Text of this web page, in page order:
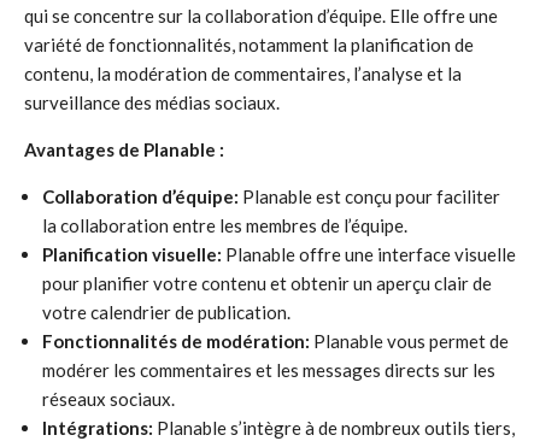
qui se concentre sur la collaboration d’équipe. Elle offre une
variété de fonctionnalités, notamment la planification de
contenu, la modération de commentaires, l’analyse et la
surveillance des médias sociaux.
Avantages de Planable :
Collaboration d’équipe: Planable est conçu pour faciliter
la collaboration entre les membres de l’équipe.
Planification visuelle: Planable offre une interface visuelle
pour planifier votre contenu et obtenir un aperçu clair de
votre calendrier de publication.
Fonctionnalités de modération: Planable vous permet de
modérer les commentaires et les messages directs sur les
réseaux sociaux.
Intégrations: Planable s’intègre à de nombreux outils tiers,